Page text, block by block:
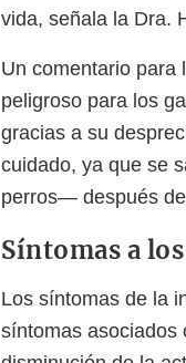
vida, señala la Dra.
Un comentario para
peligroso para los
gracias a su
cuidado, ya que se
perros— después
Síntomas a
Los síntomas de la
síntomas asociados